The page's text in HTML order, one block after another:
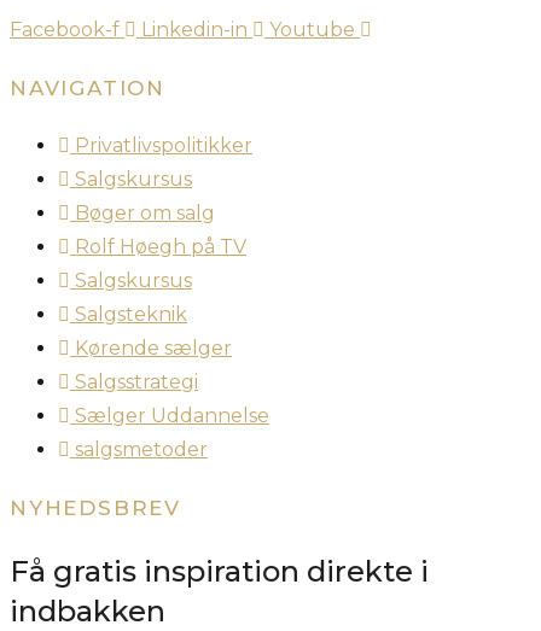
Facebook-f Linkedin-in Youtube
NAVIGATION
Privatlivspolitikker
Salgskursus
Bøger om salg
Rolf Høegh på TV
Salgskursus
Salgsteknik
Kørende sælger
Salgsstrategi
Sælger Uddannelse
salgsmetoder
NYHEDSBREV
Få gratis inspiration direkte i
indbakken